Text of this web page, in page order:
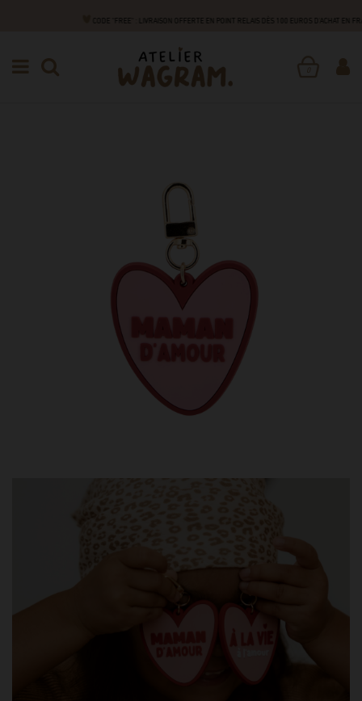
CODE "FREE" : LIVRAISON OFFERTE EN POINT RELAIS DÈS 100 EUROS D'ACHAT EN